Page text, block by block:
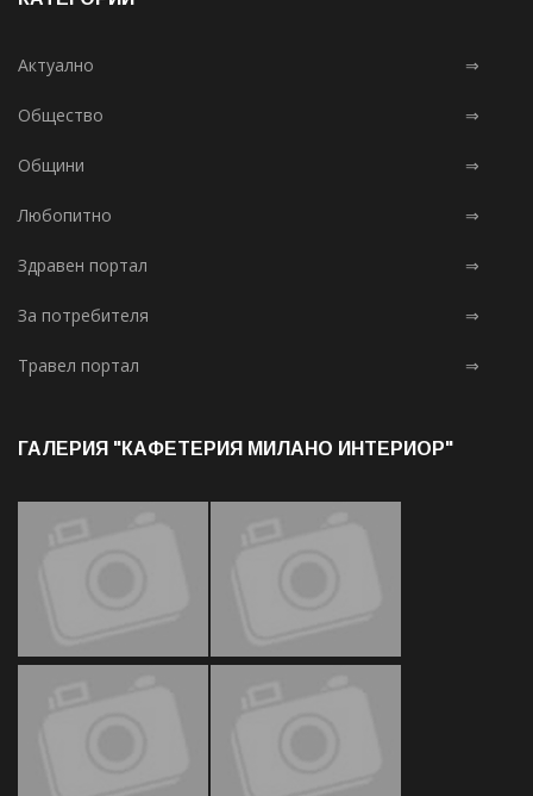
Актуално ⇒
Общество ⇒
Общини ⇒
Любопитно ⇒
Здравен портал ⇒
За потребителя ⇒
Травел портал ⇒
ГАЛЕРИЯ "КАФЕТЕРИЯ МИЛАНО ИНТЕРИОР"